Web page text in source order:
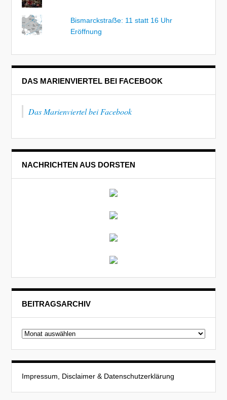
Bismarckstraẞe: 11 statt 16 Uhr
Eröffnung
DAS MARIENVIERTEL BEI FACEBOOK
Das Marienviertel bei Facebook
NACHRICHTEN AUS DORSTEN
BEITRAGSARCHIV
Beitragsarchiv
Impressum, Disclaimer & Datenschutzerklärung